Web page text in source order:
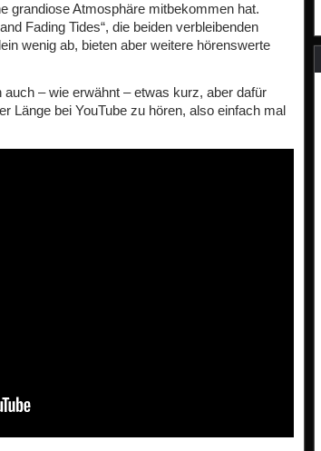
grandiose Atmosphäre mitbekommen hat.
Fading Tides“, die beiden verbleibenden
wenig ab, bieten aber weitere hörenswerte
– wie erwähnt – etwas kurz, aber dafür
Länge bei YouTube zu hören, also einfach mal